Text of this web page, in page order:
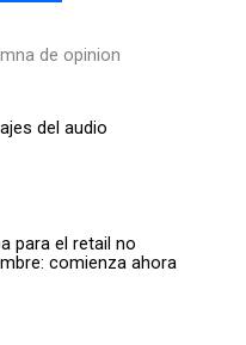
de opinion
del audio
para el retail no
comienza ahora